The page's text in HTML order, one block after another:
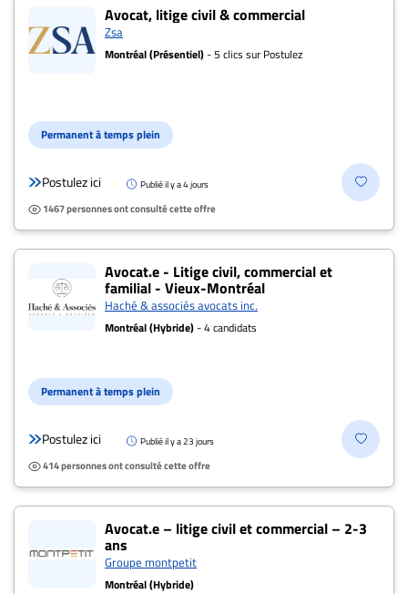
À
propos
S’abonner
FAQ
Politique de
confidentialité
Avocat, litige civil & commercial
Zsa
Montréal (Présentiel)- 5 clics sur Postulez
Permanent à temps plein
Postulez ici Publié il y a 4 jours
1467 personnes ont consulté cette offre
Avocat.e - Litige civil, commercial et
familial - Vieux-Montréal
Haché & associés avocats inc.
Montréal (Hybride)- 4 candidats
Permanent à temps plein
Postulez ici Publié il y a 23 jours
414 personnes ont consulté cette offre
Avocat.e – litige civil et commercial – 2-3
ans
Groupe montpetit
Montréal (Hybride)